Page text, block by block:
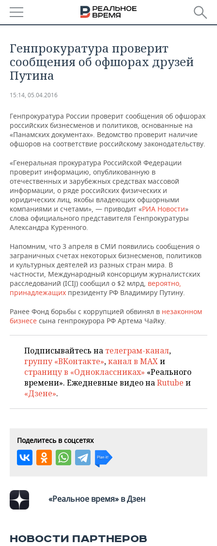
БАШКОРТОСТАН
ТАТАРСТАН
НОВОСТИ
АНАЛИТИКА
ДЕКЛАРАЦИИ О ДОХОДАХ
КОРОЛИ ГОСЗАКАЗА ПФО
ВУЗЫ ТАТАРСТАНА
КОМУ ПРИНАДЛЕЖАТ
ТОРГОВЫЕ ЦЕНТРЫ
ТАТАРСТАНА
НОВОСТИ ЭКОНОМИКИ
ФИНАНСЫ
БАНКИ
БЮДЖЕТ
ИНВЕСТИЦИИ
ПРОМЫШЛЕННОСТЬ
НОВОСТИ
АГРОПРОМ
МАШИНОСТРОЕНИЕ
НЕФТЕХИМИЯ
НЕФТЬ
ОПК
ЭНЕРГЕТИКА
НЕДВИЖИМОСТЬ
НОВОСТИ НЕДВИЖИМОСТИ
АВТО
НОВОСТИ АВТО
БИЗНЕС
НОВОСТИ БИЗНЕСА
ТРАНСПОРТ
УСЛУГИ
ТЕХНОЛОГИИ
IT
МЕДИА
НОВОСТИ МЕРОПРИЯТИЙ
ВЫЕЗДНАЯ РЕДАКЦИЯ
ONLINE-КОНФЕРЕНЦИИ
ОТКРЫТАЯ ЛЕКЦИЯ
СПОРТ
НОВОСТИ СПОРТА
ХОККЕЙ
БАСКЕТБОЛ
ВОЛЕЙБОЛ
КИБЕРСПОРТ
ВОДНЫЕ ВИДЫ СПОРТА
ХОККЕЙ С МЯЧОМ
ОБЩЕСТВО
ВЛАСТЬ
ИНФРАСТРУКТУРА
ИСТОРИЯ
КУЛЬТУРА
ОБРАЗОВАНИЕ
ПРОИСШЕСТВИЯ
СЮЖЕТЫ
СПРАВОЧНИК
СПИСОК ПЕРСОН
СПИСОК КОМПАНИЙ
ПОЛНАЯ ВЕРСИЯ
Генпрокуратура проверит
сообщения об офшорах друзей
Путина
15:14, 05.04.2016
Генпрокуратура России проверит сообщения об офшорах
российских бизнесменов и политиков, основанные на
«Панамских документах». Ведомство проверит наличие
офшоров на соответствие российскому законодательству.
«Генеральная прокуратура Российской Федерации
проверит информацию, опубликованную в
отечественных и зарубежных средствах массовой
информации, о ряде российских физических и
юридических лиц, якобы владеющих офшорными
компаниями и счетами», — приводит «РИА Новости»
слова официального представителя Генпрокуратуры
Александра Куренного.
Напомним, что 3 апреля в СМИ появились сообщения о
заграничных счетах некоторых бизнесменов, политиков
и культурных деятелей из разных стран мира. В
частности, Международный консорциум журналистских
расследований (ICIJ) сообщил о $2 млрд, вероятно,
принадлежащих президенту РФ Владимиру Путину.
Ранее Фонд борьбы с коррупцией обвинял в незаконном
бизнесе сына генпрокурора РФ Артема Чайку.
Подписывайтесь на телеграм-канал,
группу «ВКонтакте»,канал в MAXи
страницу в «Одноклассниках» «Реального
времени». Ежедневные видео наRutube и
«Дзене».
Поделитесь в соцсетях
«Реальное время» в Дзен
НОВОСТИ ПАРТНЕРОВ